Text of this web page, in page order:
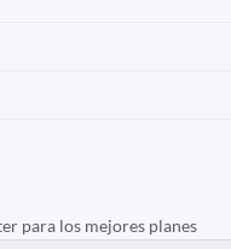
para los mejores planes